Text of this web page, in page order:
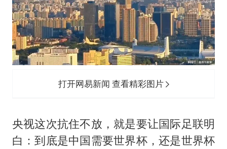
打开网易新闻 查看精彩图片
央视这次抗住不放，就是要让国际足联明
白：到底是中国需要世界杯，还是世界杯